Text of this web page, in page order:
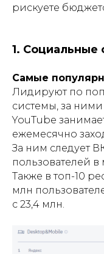
рискуете
1. Социальные
Самые
Лидируют по
системы, за ними
YouTube
ежемесячно
За ним следует
пользователей в
Также в топ-10
млн
с 23,4 млн.